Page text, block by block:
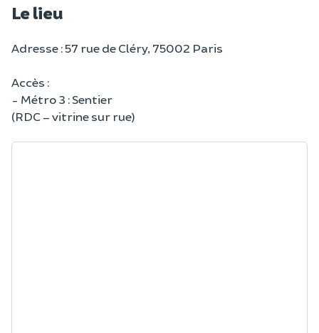
Le lieu
Adresse : 57 rue de Cléry, 75002 Paris
Accès :
- Métro 3 : Sentier
(RDC – vitrine sur rue)